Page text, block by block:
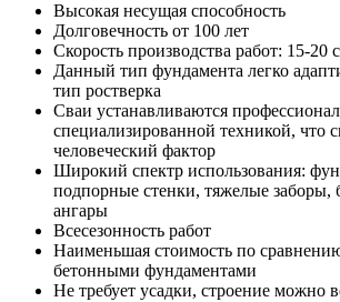
Высокая несущая способность
Долговечность от 100 лет
Скорость производства работ: 15-20
Данный тип фундамента легко
тип ростверка
Сваи устанавливаются
специализированной техникой, что
человеческий фактор
Широкий спектр использования:
подпорные стенки, тяжелые заборы,
ангары
Всесезонность работ
Наименьшая стоимость по
бетонными фундаментами
Не требует усадки, строение можно